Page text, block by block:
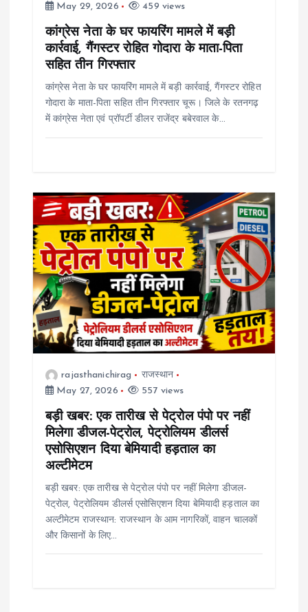
May 29, 2026
459 views
कांग्रेस नेता के घर फायरिंग मामले में बड़ी
कार्रवाई, गैंगस्टर रोहित गोदारा के माता-पिता
सहित तीन गिरफ्तार
कांग्रेस नेता के घर फायरिंग मामले में बड़ी कार्रवाई, गैंगस्टर रोहित
गोदारा के माता-पिता सहित तीन गिरफ्तार चूरू। जिले के रतनगढ़
में कांग्रेस नेता एवं प्रॉपर्टी डीलर राजेंद्र बबेरवाल के…
rajasthanichirag
राजस्थान
May 27, 2026
557 views
बड़ी खबर: एक तारीख से पेट्रोल पंपो पर नहीं
मिलेगा डीजल-पेट्रोल, पेट्रोलियम डीलर्स
एसोसिएशन दिया बेमियादी हड़ताल का
अल्टीमेटम
बड़ी खबर: एक तारीख से पेट्रोल पंपो पर नहीं मिलेगा डीजल-
पेट्रोल, पेट्रोलियम डीलर्स एसोसिएशन दिया बेमियादी हड़ताल का
अल्टीमेटम राजस्थान: राजस्थान के आम नागरिकों, वाहन चालकों
और किसानों के लिए…